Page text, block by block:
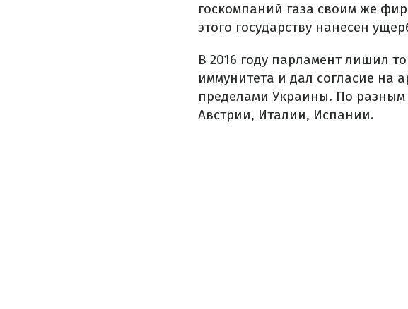
госкомпаний газа своим же
этого государству нанесен
В 2016 году парламент лишил
иммунитета и дал согласие на
пределами Украины. По
Австрии, Италии, Испании.